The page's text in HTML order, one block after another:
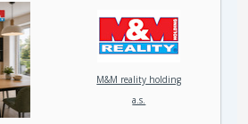
M&M reality holding
a.s.